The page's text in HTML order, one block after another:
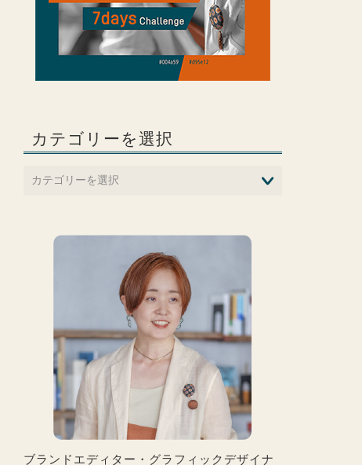
カテゴリーを選択
ブランドエディター・グラフィックデザイナ